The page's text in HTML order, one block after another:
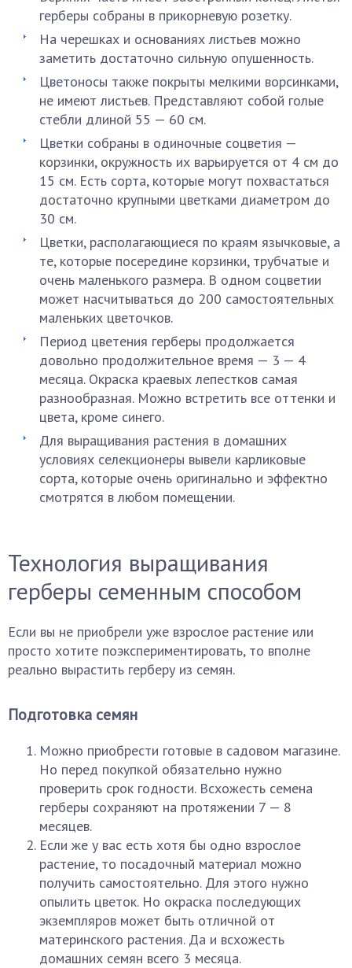
герберы собраны в прикорневую розетку.
На черешках и основаниях листьев можно
заметить достаточно сильную опушенность.
Цветоносы также покрыты мелкими ворсинками,
не имеют листьев. Представляют собой голые
стебли длиной 55 — 60 см.
Цветки собраны в одиночные соцветия —
корзинки, окружность их варьируется от 4 см до
15 см. Есть сорта, которые могут похвастаться
достаточно крупными цветками диаметром до
30 см.
Цветки, располагающиеся по краям язычковые, а
те, которые посередине корзинки, трубчатые и
очень маленького размера. В одном соцветии
может насчитываться до 200 самостоятельных
маленьких цветочков.
Период цветения герберы продолжается
довольно продолжительное время — 3 — 4
месяца. Окраска краевых лепестков самая
разнообразная. Можно встретить все оттенки и
цвета, кроме синего.
Для выращивания растения в домашних
условиях селекционеры вывели карликовые
сорта, которые очень оригинально и эффектно
смотрятся в любом помещении.
Технология выращивания
герберы семенным способом
Если вы не приобрели уже взрослое растение или
просто хотите поэкспериментировать, то вполне
реально вырастить герберу из семян.
Подготовка семян
Можно приобрести готовые в садовом магазине.
Но перед покупкой обязательно нужно
проверить срок годности. Всхожесть семена
герберы сохраняют на протяжении 7 — 8
месяцев.
Если же у вас есть хотя бы одно взрослое
растение, то посадочный материал можно
получить самостоятельно. Для этого нужно
опылить цветок. Но окраска последующих
экземпляров может быть отличной от
материнского растения. Да и всхожесть
домашних семян всего 3 месяца.